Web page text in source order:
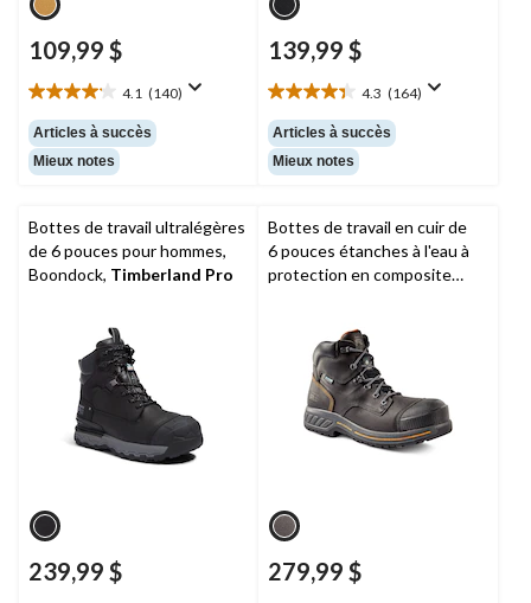
109,99 $
4.1 (140)
4.1
étoile(s)
sur
5.
Articles à succès
Mieux notes
139,99 $
4.3 (164)
4.3
étoile(s)
sur
5.
Articles à succès
Mieux notes
Bottes de travail ultralégères
de 6 pouces pour hommes,
Boondock, Timberland Pro
239,99 $
Bottes de travail en cuir de
6 pouces étanches à l'eau à
protection en composite
279,99 $